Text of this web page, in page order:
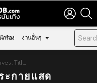
LOGIN
กร้อง งานอื่นๆ
ทองประกายแสด
ะกายแสด